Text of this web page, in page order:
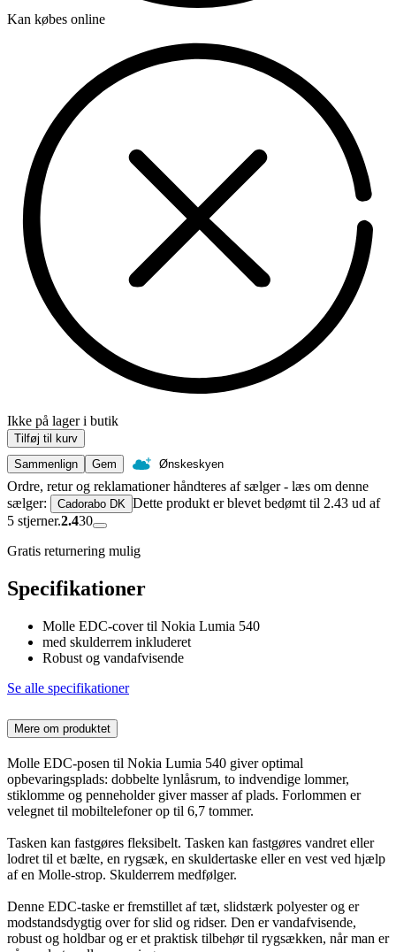
Kan købes online
Ikke på lager i butik
Tilføj til kurv
Sammenlign
Gem Ønskeskyen
Ordre, retur og reklamationer håndteres af sælger - læs om denne
sælger:
Cadorabo DK Dette produkt er blevet bedømt til 2.43 ud af
5 stjerner.2.430
Gratis returnering mulig
Specifikationer
Molle EDC-cover til Nokia Lumia 540
med skulderrem inkluderet
Robust og vandafvisende
Se alle specifikationer
Mere om produktet
Molle EDC-posen til Nokia Lumia 540 giver optimal
opbevaringsplads: dobbelte lynlåsrum, to indvendige lommer,
stiklomme og penneholder giver masser af plads. Forlommen er
velegnet til mobiltelefoner op til 6,7 tommer.
Tasken kan fastgøres fleksibelt. Tasken kan fastgøres vandret eller
lodret til et bælte, en rygsæk, en skuldertaske eller en vest ved hjælp
af en Molle-strop. Skulderrem medfølger.
Denne EDC-taske er fremstillet af tæt, slidstærk polyester og er
modstandsdygtig over for slid og ridser. Den er vandafvisende,
robust og holdbar og er et praktisk tilbehør til rygsækken, når man er